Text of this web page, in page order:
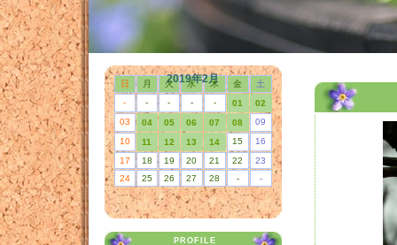
2019年2月
日 月 火 水 木 金
土
-
- - - - 01
02
03
04 05 06 07 08
09
10
11 12 13 14 15
16
17
18 19 20 21 22
23
24
25 26 27 28 - -
PROFILE